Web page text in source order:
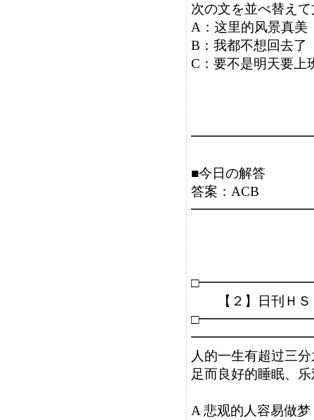
次の文を並べ替えて
A：这里的风景真美
B：我都不想回去了
C：要不是明天要上
■今日の解答
答案：ACB
【２】日刊ＨＳＫ
人的一生有超过三
足而良好的睡眠、
A 悲观的人容易做梦